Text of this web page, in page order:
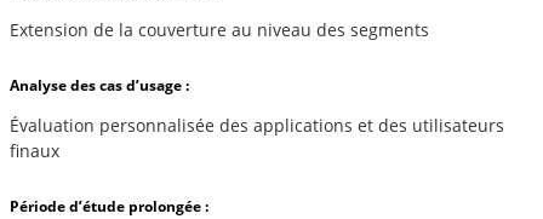
Extension de la couverture au niveau des segments
Analyse des cas d’usage :
Évaluation personnalisée des applications et des utilisateurs
finaux
Période d’étude prolongée :